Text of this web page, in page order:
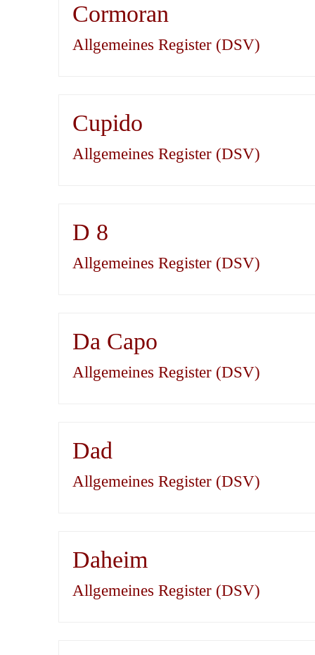
Cormoran
Allgemeines Register (DSV)
Cupido
Allgemeines Register (DSV)
D 8
Allgemeines Register (DSV)
Da Capo
Allgemeines Register (DSV)
Dad
Allgemeines Register (DSV)
Daheim
Allgemeines Register (DSV)